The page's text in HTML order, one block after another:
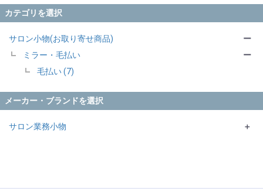
カテゴリを選択
サロン小物(お取り寄せ商品)
ミラー・毛払い
毛払い (7)
ー
ー
メーカー・ブランドを選択
サロン業務小物
＋